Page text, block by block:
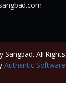
Sangbad. All
Authentic Software